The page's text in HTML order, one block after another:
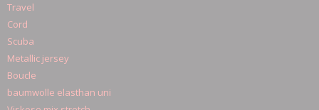
Travel
Cord
Scuba
Metallic jersey
Boucle
baumwolle elasthan uni